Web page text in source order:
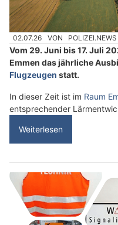
02.07.26 VON
Vom 29. Juni bis 17. Juli
Emmen das jährliche
Flugzeugen statt.
In dieser Zeit ist im Raum
entsprechender
Weiterlesen